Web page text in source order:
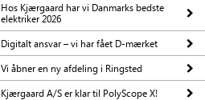
Hos Kjærgaard har vi Danmarks bedste
elektriker 2026
Digitalt ansvar – vi har fået D-mærket
Vi åbner en ny afdeling i Ringsted
Kjærgaard A/S er klar til PolyScope X!